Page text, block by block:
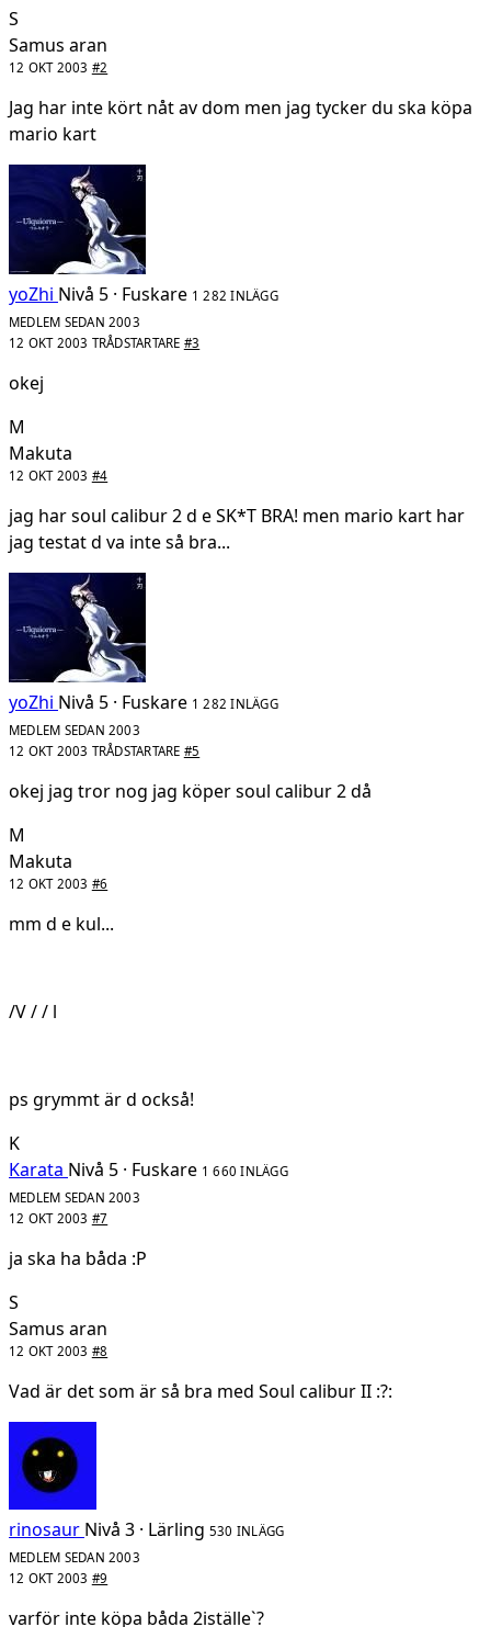
S
Samus aran
12 OKT 2003 #2
Jag har inte kört nåt av dom men jag tycker du ska köpa
mario kart
yoZhi Nivå 5 · Fuskare 1 282 INLÄGG
MEDLEM SEDAN 2003
12 OKT 2003 TRÅDSTARTARE #3
okej
M
Makuta
12 OKT 2003 #4
jag har soul calibur 2 d e SK*T BRA! men mario kart har
jag testat d va inte så bra...
yoZhi Nivå 5 · Fuskare 1 282 INLÄGG
MEDLEM SEDAN 2003
12 OKT 2003 TRÅDSTARTARE #5
okej jag tror nog jag köper soul calibur 2 då
M
Makuta
12 OKT 2003 #6
mm d e kul...
/V / / l
ps grymmt är d också!
K
Karata Nivå 5 · Fuskare 1 660 INLÄGG
MEDLEM SEDAN 2003
12 OKT 2003 #7
ja ska ha båda :P
S
Samus aran
12 OKT 2003 #8
Vad är det som är så bra med Soul calibur II :?:
rinosaur Nivå 3 · Lärling 530 INLÄGG
MEDLEM SEDAN 2003
12 OKT 2003 #9
varför inte köpa båda 2iställe`?